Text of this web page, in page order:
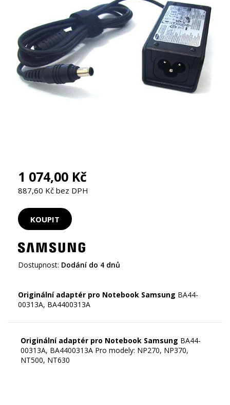
1 074,00 Kč
887,60 Kč bez DPH
Dostupnost: Dodání do 4 dnů
Originální adaptér pro Notebook Samsung BA44-
Originální adaptér pro Notebook Samsung BA44-
00313A, BA4400313A Pro modely: NP270, NP370,
NT500, NT630